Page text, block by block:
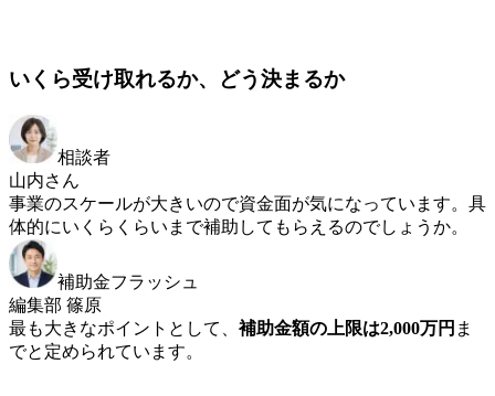
いくら受け取れるか、どう決まるか
相談者
山内さん
事業のスケールが大きいので資金面が気になっています。具
体的にいくらくらいまで補助してもらえるのでしょうか。
補助金フラッシュ
編集部 篠原
最も大きなポイントとして、 補助金額の上限は2,000万円 ま
でと定められています。